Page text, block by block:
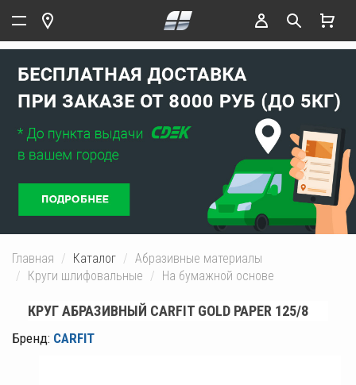
Главная Каталог
Абразивные материалы
Круги шлифовальные
На бумажной основе
КРУГ АБРАЗИВНЫЙ CARFIT GOLD PAPER 125/8
Бренд: CARFIT